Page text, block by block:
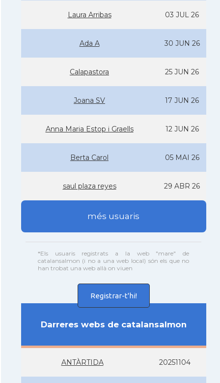
Laura Arribas 03 JUL 26
Ada A 30 JUN 26
Calapastora 25 JUN 26
Joana SV 17 JUN 26
Anna Maria Estop i Graells 12 JUN 26
Berta Carol 05 MAI 26
saul plaza reyes 29 ABR 26
més usuaris
*Els usuaris registrats a la web "mare" de
catalansalmon (i no a una web local) són els que no
han trobat una web allà on viuen
Registrar-t'hi!
Darreres webs de catalansalmon
ANTÀRTIDA 20251104